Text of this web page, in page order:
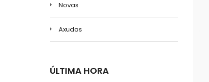
Novas
Axudas
ÚLTIMA HORA